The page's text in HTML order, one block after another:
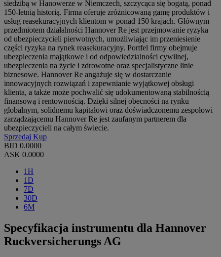
siedzibą w Hanowerze w Niemczech, szczycąca się bogatą, ponad
150-letnią historią. Firma oferuje zróżnicowaną gamę produktów i
usług reasekuracyjnych klientom w ponad 150 krajach. Głównym
przedmiotem działalności Hannover Re jest przejmowanie ryzyka
od ubezpieczycieli pierwotnych, umożliwiając im przeniesienie
części ryzyka na rynek reasekuracyjny. Portfel firmy obejmuje
ubezpieczenia majątkowe i od odpowiedzialności cywilnej,
ubezpieczenia na życie i zdrowotne oraz specjalistyczne linie
biznesowe. Hannover Re angażuje się w dostarczanie
innowacyjnych rozwiązań i zapewnianie wyjątkowej obsługi
klienta, a także może pochwalić się udokumentowaną stabilnością
finansową i rentownością. Dzięki silnej obecności na rynku
globalnym, solidnemu kapitałowi oraz doświadczonemu zespołowi
zarządzającemu Hannover Re jest zaufanym partnerem dla
ubezpieczycieli na całym świecie.
Sprzedaj Kup
BID 0.0000
ASK 0.0000
1H
1D
7D
30D
6M
Specyfikacja instrumentu dla Hannover
Ruckversicherungs AG